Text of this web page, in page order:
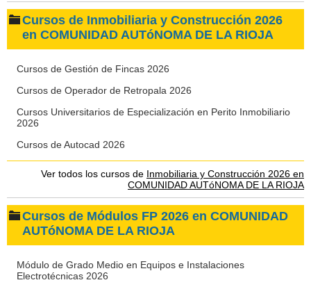
Cursos de Inmobiliaria y Construcción 2026
en COMUNIDAD AUTóNOMA DE LA RIOJA
Cursos de Gestión de Fincas 2026
Cursos de Operador de Retropala 2026
Cursos Universitarios de Especialización en Perito Inmobiliario
2026
Cursos de Autocad 2026
Ver todos los cursos de Inmobiliaria y Construcción 2026 en
COMUNIDAD AUTóNOMA DE LA RIOJA
Cursos de Módulos FP 2026 en COMUNIDAD
AUTóNOMA DE LA RIOJA
Módulo de Grado Medio en Equipos e Instalaciones
Electrotécnicas 2026